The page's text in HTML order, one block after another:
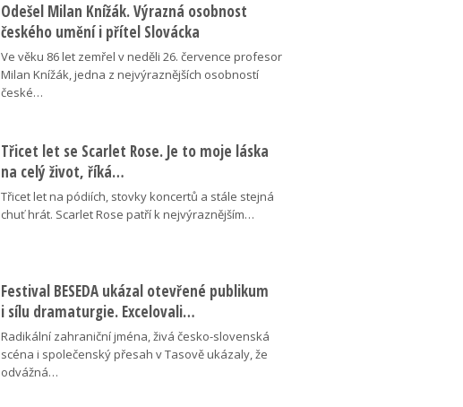
Odešel Milan Knížák. Výrazná osobnost
českého umění i přítel Slovácka
Ve věku 86 let zemřel v neděli 26. července profesor
Milan Knížák, jedna z nejvýraznějších osobností
české…
Třicet let se Scarlet Rose. Je to moje láska
na celý život, říká…
Třicet let na pódiích, stovky koncertů a stále stejná
chuť hrát. Scarlet Rose patří k nejvýraznějším…
Festival BESEDA ukázal otevřené publikum
i sílu dramaturgie. Excelovali…
Radikální zahraniční jména, živá česko-slovenská
scéna i společenský přesah v Tasově ukázaly, že
odvážná…